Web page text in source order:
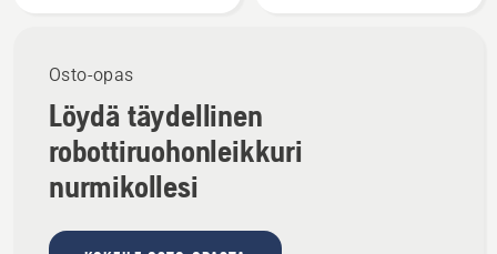
Osto-opas
Löydä täydellinen
robottiruohonleikkuri
nurmikollesi